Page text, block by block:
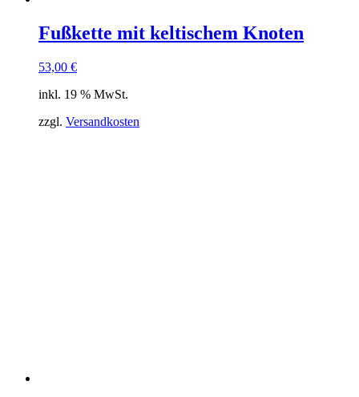
Fußkette mit keltischem Knoten
53,00 €
inkl. 19 % MwSt.
zzgl. Versandkosten